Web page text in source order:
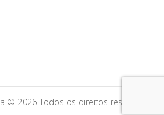
© 2026 Todos os direitos reservados